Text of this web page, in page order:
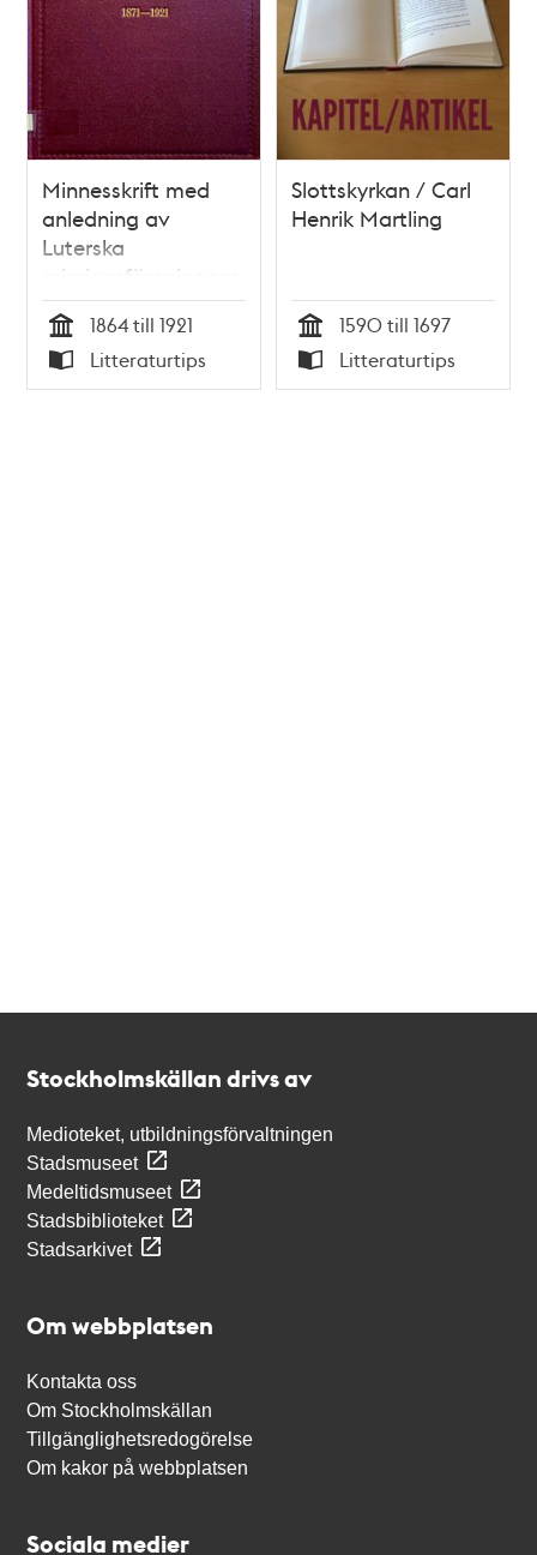
Minnesskrift med
anledning av
Luterska
missionsföreningens
i Stockholm
femtioåriga tillvaro
1921
Tid
1864 till 1921
Typ
Litteraturtips
Slottskyrkan / Carl
Henrik Martling
Tid
1590 till 1697
Typ
Litteraturtips
Stockholmskällan drivs av
Medioteket, utbildningsförvaltningen
Stadsmuseet
Medeltidsmuseet
Stadsbiblioteket
Stadsarkivet
Om webbplatsen
Kontakta oss
Om Stockholmskällan
Tillgänglighetsredogörelse
Om kakor på webbplatsen
Sociala medier